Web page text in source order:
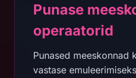
Punase
operaatorid
Punased meeskonnad
vastase